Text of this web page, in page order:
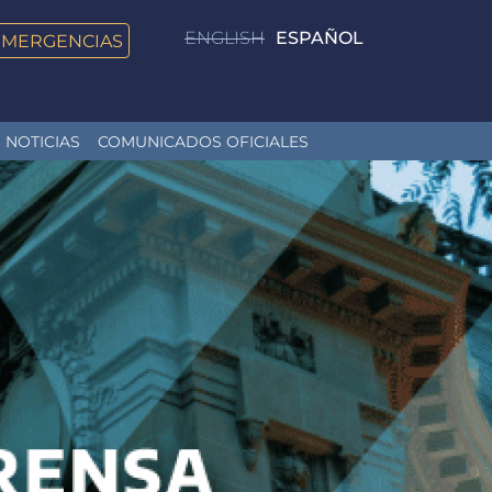
ENGLISH ESPAÑOL
NOTICIAS COMUNICADOS OFICIALES